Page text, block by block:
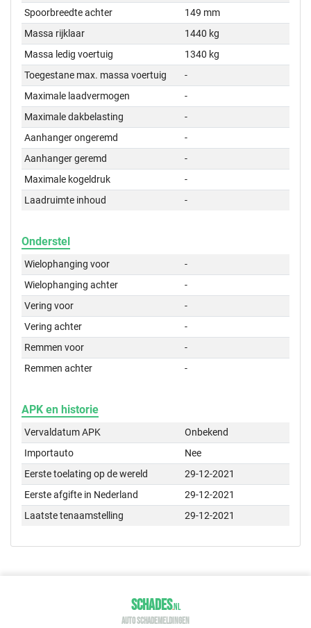
Spoorbreedte achter
149 mm
Massa rijklaar
1440 kg
Massa ledig voertuig
1340 kg
Toegestane max. massa voertuig
-
Maximale laadvermogen
-
Maximale dakbelasting
-
Aanhanger ongeremd
-
Aanhanger geremd
-
Maximale kogeldruk
-
Laadruimte inhoud
-
Onderstel
Wielophanging voor
-
Wielophanging achter
-
Vering voor
-
Vering achter
-
Remmen voor
-
Remmen achter
-
APK en historie
Vervaldatum APK
Onbekend
Importauto
Nee
Eerste toelating op de wereld
29-12-2021
Eerste afgifte in Nederland
29-12-2021
Laatste tenaamstelling
29-12-2021
SCHADES.NL
AUTO SCHADEMELDINGEN